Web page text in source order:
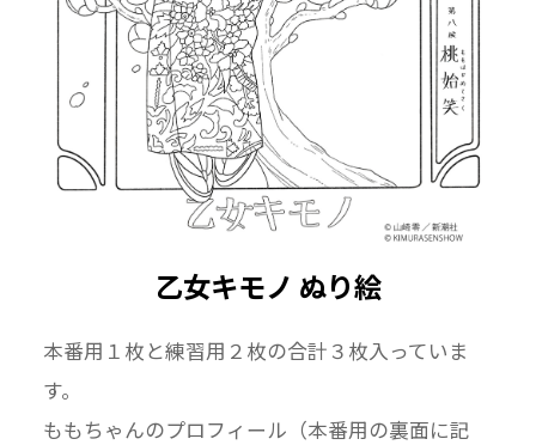
ひながたぬり絵です。
2. 長年にわたり木村のキモノのデザイン画を手
掛けてきた職人歴50年の下絵師が、ぬり絵とし
て作業を楽しめるぎりぎりの細かさで、妥協す
ることなくひながた（キモノのデザイン画）を
3. 漫画家・山崎 零先生の描くキモノは、このひ
ながたが正確に描き写されており、衣桁に飾って
ある全体像と着た時の様子を比較して楽しむこ
とができるイラストとなっております。
乙女キモノ ぬり絵
本番用１枚と練習用２枚の合計３枚入っていま
す。
ももちゃんのプロフィール（本番用の裏面に記